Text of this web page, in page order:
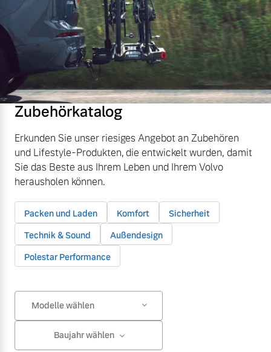
Zubehörkatalog
Erkunden Sie unser riesiges Angebot an Zubehören
und Lifestyle-Produkten, die entwickelt wurden, damit
Sie das Beste aus Ihrem Leben und Ihrem Volvo
herausholen können.
Packen und Laden Komfort
Sicherheit
Technik & Sound
Außendesign
Polestar Performance
Modelle wählen
Baujahr wählen